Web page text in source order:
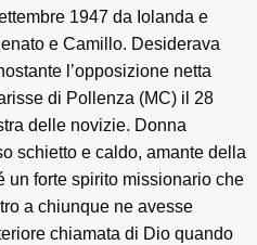
1947 da Iolanda e
e Camillo. Desiderava
l’opposizione netta
di Pollenza (MC) il 28
delle novizie. Donna
schietto e caldo, amante della
un forte spirito missionario che
a chiunque ne avesse
chiamata di Dio quando